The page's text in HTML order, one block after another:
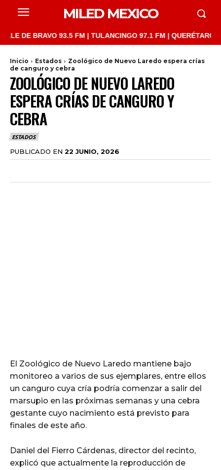
MILED MEXICO
BRAVO 93.5 FM | TULANCINGO 97.1 FM | QUERÉTARO
Inicio Estados
Zoológico de Nuevo Laredo espera crías
de canguro y cebra
ZOOLÓGICO DE NUEVO LAREDO
ESPERA CRÍAS DE CANGURO Y
CEBRA
ESTADOS
PUBLICADO EN 22 JUNIO, 2026
El Zoológico de Nuevo Laredo mantiene bajo
monitoreo a varios de sus ejemplares, entre ellos
un canguro cuya cría podría comenzar a salir del
marsupio en las próximas semanas y una cebra
gestante cuyo nacimiento está previsto para
finales de este año.
Daniel del Fierro Cárdenas, director del recinto,
explicó que actualmente la reproducción de